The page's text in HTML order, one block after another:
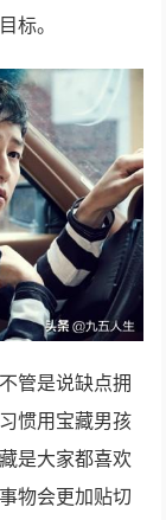
标。
管是说缺点拥
惯用宝藏男孩
是大家都喜欢
物会更加贴切